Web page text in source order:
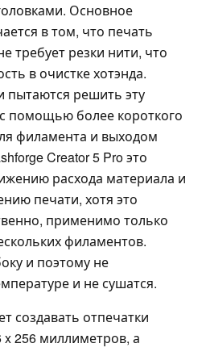
Основное
в том, что печать
требует резки нити, что
в очистке хотэнда.
пытаются решить эту
помощью более короткого
филамента и выходом
Creator 5 Pro это
расхода материала и
печати, хотя это
применимо только
филаментов.
и поэтому не
и не сушатся.
создавать отпечатки
256 миллиметров, а